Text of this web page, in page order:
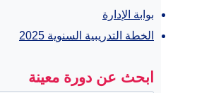
بوابة الإدارة
الخطة التدريبية السنوية 2025
ابحث عن دورة معينة